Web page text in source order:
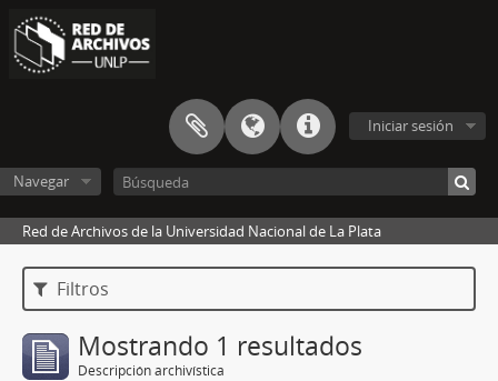
Iniciar sesión
Navegar
Red de Archivos de la Universidad Nacional de La Plata
Filtros
Mostrando 1 resultados
Descripción archivística